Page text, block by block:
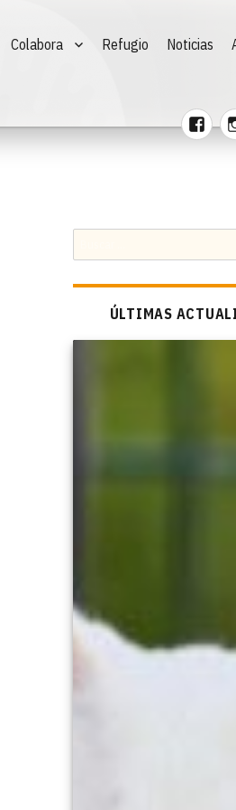
Colabora Refugio Noticias
por:
ÚLTIMAS